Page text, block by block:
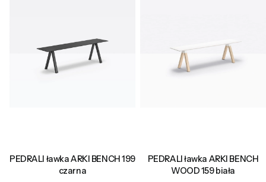
PEDRALI ławka ARKI BENCH 199
czarna
PEDRALI ławka ARKI BENCH
WOOD 159 biała